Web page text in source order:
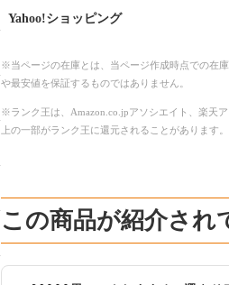
Yahoo!ショッピング
※当ページの在庫とは、当ページ作成時点での在
や最安値を保証するものではありません。
※ランク王は、Amazon.co.jpアソシエイト、楽天
上の一部がランク王に還元されることがあります。
この商品が紹介され